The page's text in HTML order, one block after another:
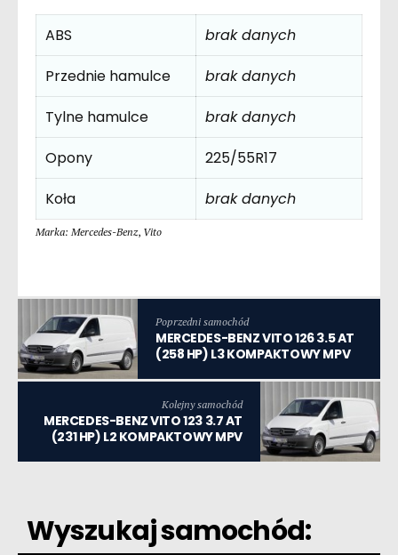
ABS
brak danych
Przednie hamulce
brak danych
Tylne hamulce
brak danych
Opony
225/55R17
Koła
brak danych
Marka: Mercedes-Benz, Vito
Poprzedni samochód
MERCEDES-BENZ VITO 126 3.5 AT
(258 HP) L3 KOMPAKTOWY MPV
Kolejny samochód
MERCEDES-BENZ VITO 123 3.7 AT
(231 HP) L2 KOMPAKTOWY MPV
Wyszukaj samochód: